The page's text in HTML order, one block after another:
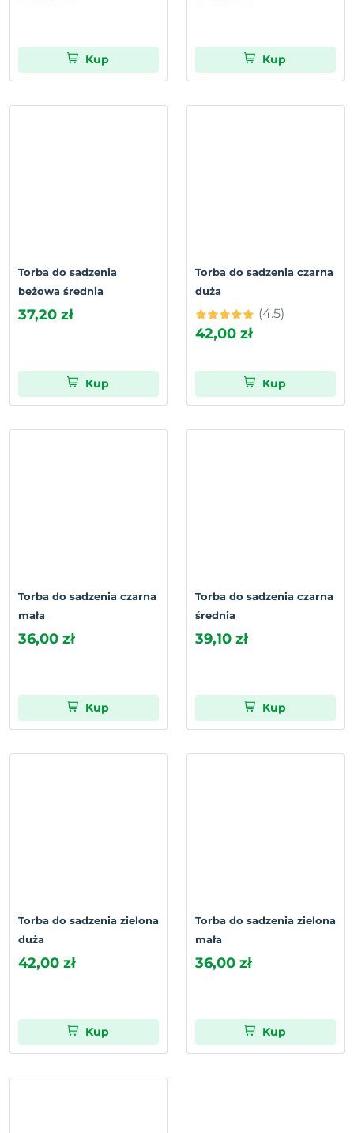
Kup Kup
Torba do sadzenia
beżowa średnia
37,20 zł
Kup
Torba do sadzenia czarna
duża
(4.5)
42,00 zł
Kup
Torba do sadzenia czarna
mała
36,00 zł
Kup
Torba do sadzenia czarna
średnia
39,10 zł
Kup
Torba do sadzenia zielona
duża
42,00 zł
Kup
Torba do sadzenia zielona
mała
36,00 zł
Kup